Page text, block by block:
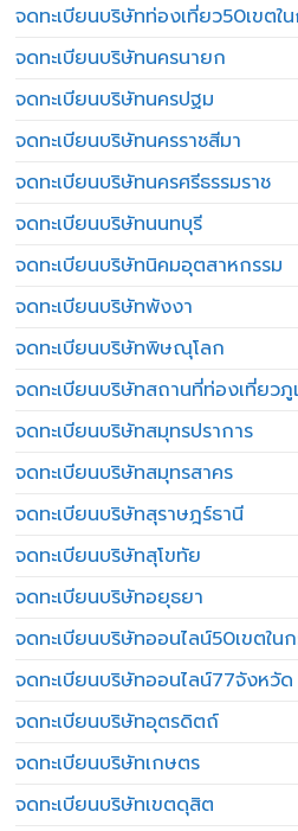
จดทะเบียนบริษัทท่องเที่ยว50เขตใ
จดทะเบียนบริษัทนครนายก
จดทะเบียนบริษัทนครปฐม
จดทะเบียนบริษัทนครราชสีมา
จดทะเบียนบริษัทนครศรีธรรมราช
จดทะเบียนบริษัทนนทบุรี
จดทะเบียนบริษัทนิคมอุตสาหกรรม
จดทะเบียนบริษัทพังงา
จดทะเบียนบริษัทพิษณุโลก
จดทะเบียนบริษัทสถานที่ท่องเที่ยวภู
จดทะเบียนบริษัทสมุทรปราการ
จดทะเบียนบริษัทสมุทรสาคร
จดทะเบียนบริษัทสุราษฎร์ธานี
จดทะเบียนบริษัทสุโขทัย
จดทะเบียนบริษัทอยุธยา
จดทะเบียนบริษัทออนไลน์50เขตใน
จดทะเบียนบริษัทออนไลน์77จังหวัด
จดทะเบียนบริษัทอุตรดิตถ์
จดทะเบียนบริษัทเกษตร
จดทะเบียนบริษัทเขตดุสิต